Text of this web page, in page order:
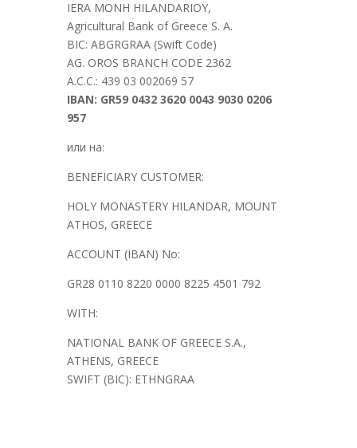
IERA MONH HILANDARIOY,
Agricultural Bank of Greece S. A.
BIC: ABGRGRAA (Swift Code)
AG. OROS BRANCH CODE 2362
A.C.C.: 439 03 002069 57
IBAN: GR59 0432 3620 0043 9030 0206
957
или на:
BENEFICIARY CUSTOMER:
HOLY MONASTERY HILANDAR, MOUNT
ATHOS, GREECE
ACCOUNT (IBAN) No:
GR28 0110 8220 0000 8225 4501 792
WITH:
NATIONAL BANK OF GREECE S.A.,
ATHENS, GREECE
SWIFT (BIC): ETHNGRAA